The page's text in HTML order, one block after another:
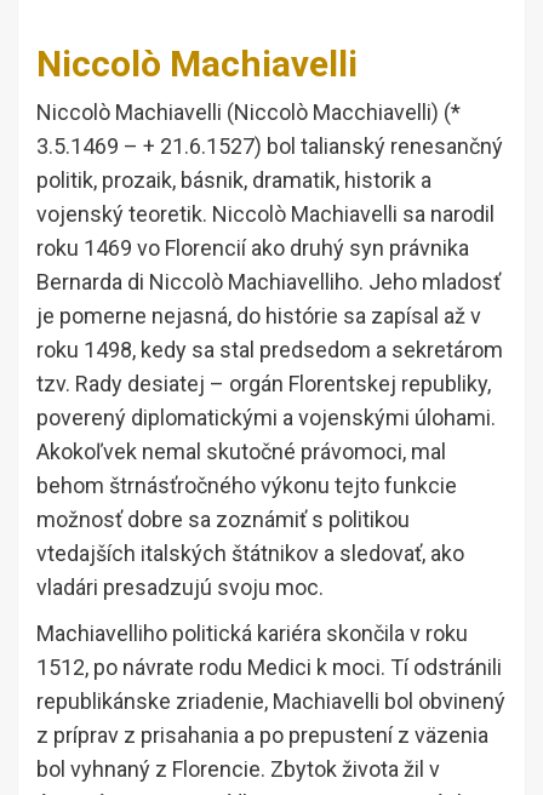
Niccolò Machiavelli
Niccolò Machiavelli (Niccolò Macchiavelli) (*
3.5.1469 – + 21.6.1527) bol talianský renesančný
politik, prozaik, básnik, dramatik, historik a
vojenský teoretik. Niccolò Machiavelli sa narodil
roku 1469 vo Florencií ako druhý syn právnika
Bernarda di Niccolò Machiavelliho. Jeho mladosť
je pomerne nejasná, do histórie sa zapísal až v
roku 1498, kedy sa stal predsedom a sekretárom
tzv. Rady desiatej – orgán Florentskej republiky,
poverený diplomatickými a vojenskými úlohami.
Akokoľvek nemal skutočné právomoci, mal
behom štrnásťročného výkonu tejto funkcie
možnosť dobre sa zoznámiť s politikou
vtedajších italských štátnikov a sledovať, ako
vladári presadzujú svoju moc.
Machiavelliho politická kariéra skončila v roku
1512, po návrate rodu Medici k moci. Tí odstránili
republikánske zriadenie, Machiavelli bol obvinený
z príprav z prisahania a po prepustení z väzenia
bol vyhnaný z Florencie. Zbytok života žil v